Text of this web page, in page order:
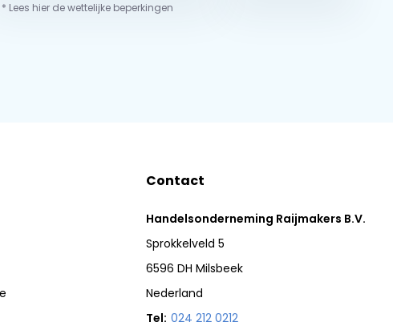
* Lees hier de wettelijke beperkingen
Contact
Handelsonderneming Raijmakers B.V.
Sprokkelveld 5
6596 DH Milsbeek
Nederland
Tel: 024 212 0212